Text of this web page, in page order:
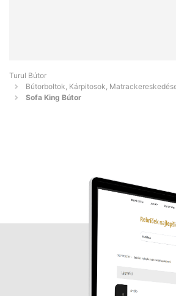
Turul Bútor
Bútorboltok, Kárpitosok,
Sofa King Bútor